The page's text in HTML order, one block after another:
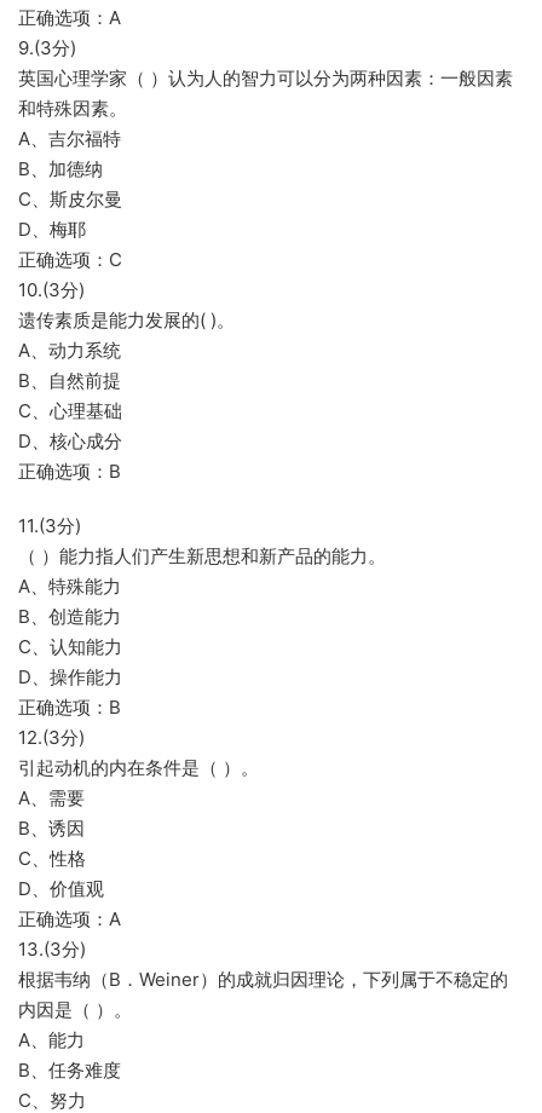
正确选项：A
9.(3分)
英国心理学家（ ）认为人的智力可以分为两种因素：一般因素
和特殊因素。
A、吉尔福特
B、加德纳
C、斯皮尔曼
D、梅耶
正确选项：C
10.(3分)
遗传素质是能力发展的( )。
A、动力系统
B、自然前提
C、心理基础
D、核心成分
正确选项：B
11.(3分)
（ ）能力指人们产生新思想和新产品的能力。
A、特殊能力
B、创造能力
C、认知能力
D、操作能力
正确选项：B
12.(3分)
引起动机的内在条件是（ ）。
A、需要
B、诱因
C、性格
D、价值观
正确选项：A
13.(3分)
根据韦纳（B．Weiner）的成就归因理论，下列属于不稳定的
内因是（ ）。
A、能力
B、任务难度
C、努力